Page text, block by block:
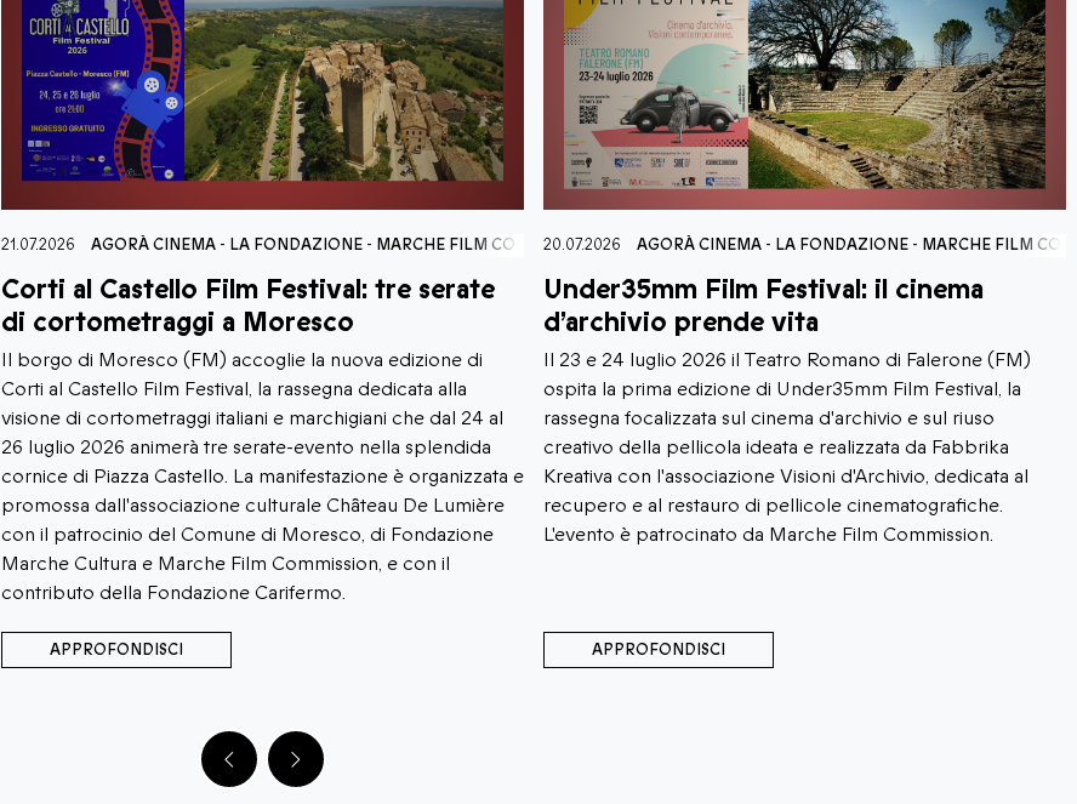
21.07.2026 AGORÀ CINEMA- LA FONDAZIONE- MARCHE FILM COMMISSION
Corti al Castello Film Festival: tre serate
di cortometraggi a Moresco
Il borgo di Moresco (FM) accoglie la nuova edizione di
Corti al Castello Film Festival, la rassegna dedicata alla
visione di cortometraggi italiani e marchigiani che dal 24 al
26 luglio 2026 animerà tre serate-evento nella splendida
cornice di Piazza Castello. La manifestazione è organizzata e
promossa dall'associazione culturale Château De Lumière
con il patrocinio del Comune di Moresco, di Fondazione
Marche Cultura e Marche Film Commission, e con il
contributo della Fondazione Carifermo.
APPROFONDISCI
20.07.2026 AGORÀ CINEMA- LA FONDAZIONE- MARCHE FILM
Under35mm Film Festival: il cinema
d’archivio prende vita
Il 23 e 24 luglio 2026 il Teatro Romano di Falerone (FM)
ospita la prima edizione di Under35mm Film Festival, la
rassegna focalizzata sul cinema d'archivio e sul riuso
creativo della pellicola ideata e realizzata da Fabbrika
Kreativa con l'associazione Visioni d'Archivio, dedicata al
recupero e al restauro di pellicole cinematografiche.
L'evento è patrocinato da Marche Film Commission.
APPROFONDISCI